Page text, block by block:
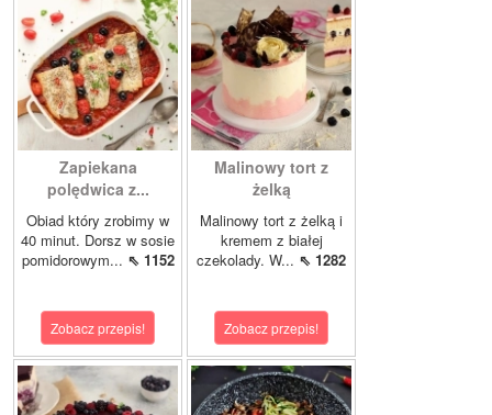
Zapiekana
polędwica z...
Obiad który zrobimy w
40 minut. Dorsz w sosie
pomidorowym... ⇖ 1152
Zobacz przepis!
Malinowy tort z
żelką
Malinowy tort z żelką i
kremem z białej
czekolady. W... ⇖ 1282
Zobacz przepis!